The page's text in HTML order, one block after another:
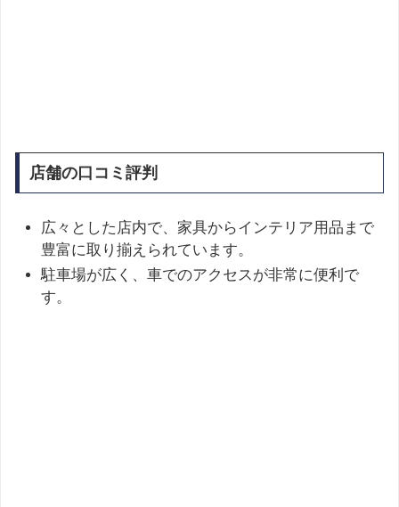
店舗の口コミ評判
広々とした店内で、家具からインテリア用品まで
豊富に取り揃えられています。
駐車場が広く、車でのアクセスが非常に便利で
す。